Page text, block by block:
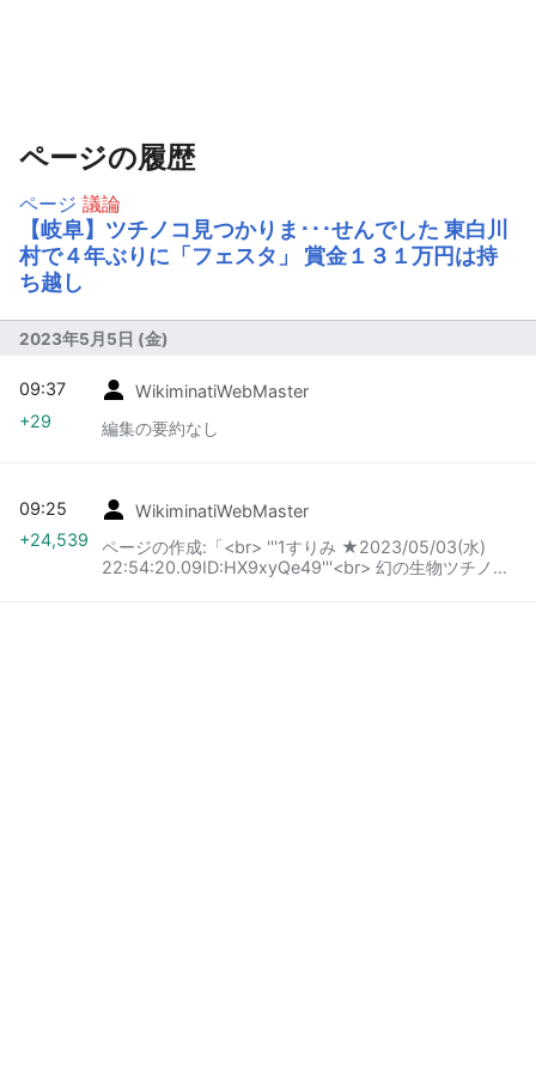
ページの履歴
ページ 議論
【岐阜】ツチノコ見つかりま･･･せんでした 東白川
村で４年ぶりに「フェスタ」 賞金１３１万円は持
ち越し
2023年5月5日 (金)
WikiminatiWebMaster
編集の要約なし
09:37
+29
WikiminatiWebMaster
ページの作成:「<br> '''1すりみ ★2023/05/03(水)
22:54:20.09ID:HX9xyQe49'''<br> 幻の生物ツチノコ
09:25
+24,539